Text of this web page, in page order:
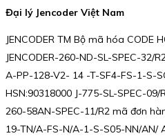
Đại lý Jencoder Việt Nam
JENCODER TM Bộ mã hóa CODE
JENCODER-260-ND-SL-SPEC-32/
A-PP-128-V2- 14 -T-SF4-FS-1-S-
HSN:90318000 J-775-SL-SPEC-09/
260-58AN-SPEC-11/R2 mã đơn
19-TN/A-FS-N/A-1-S-S05-NN/AN/